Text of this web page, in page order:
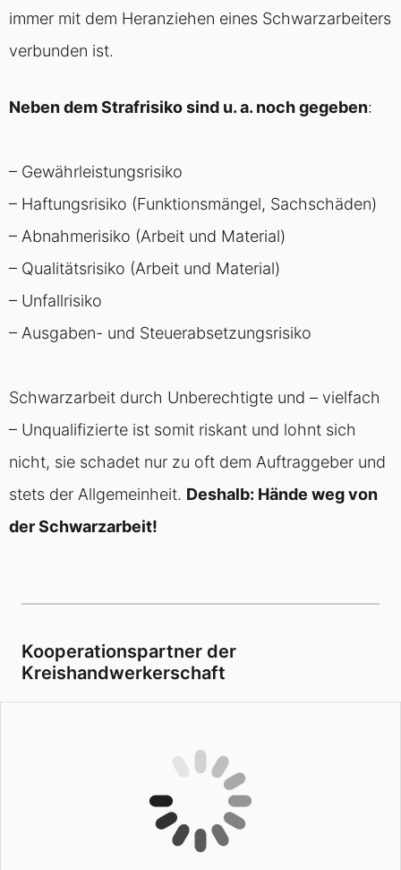
immer mit dem Heranziehen eines Schwarzarbeiters
verbunden ist.
Neben dem Strafrisiko sind u. a. noch gegeben:
– Gewährleistungsrisiko
– Haftungsrisiko (Funktionsmängel, Sachschäden)
– Abnahmerisiko (Arbeit und Material)
– Qualitätsrisiko (Arbeit und Material)
– Unfallrisiko
– Ausgaben- und Steuerabsetzungsrisiko
Schwarzarbeit durch Unberechtigte und – vielfach
– Unqualifizierte ist somit riskant und lohnt sich
nicht, sie schadet nur zu oft dem Auftraggeber und
stets der Allgemeinheit. Deshalb: Hände weg von
der Schwarzarbeit!
Kooperationspartner der
Kreishandwerkerschaft